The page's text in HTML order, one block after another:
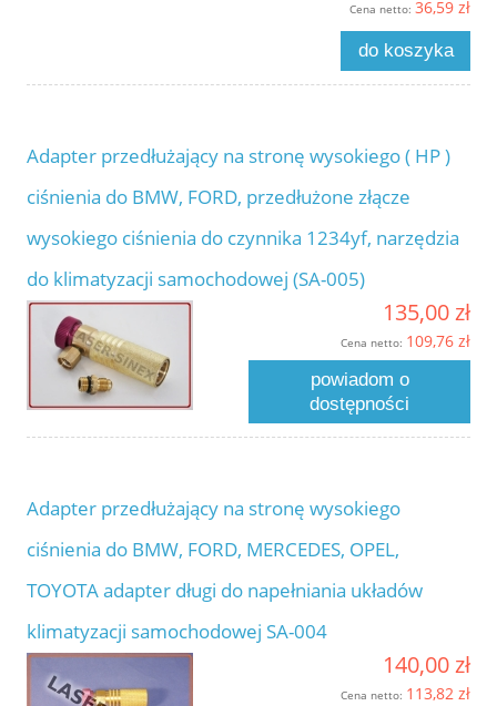
Cena netto: 36,59 zł
do koszyka
Adapter przedłużający na stronę wysokiego ( HP )
ciśnienia do BMW, FORD, przedłużone złącze
wysokiego ciśnienia do czynnika 1234yf, narzędzia
do klimatyzacji samochodowej (SA-005)
135,00 zł
Cena netto: 109,76 zł
powiadom o
dostępności
Adapter przedłużający na stronę wysokiego
ciśnienia do BMW, FORD, MERCEDES, OPEL,
TOYOTA adapter długi do napełniania układów
klimatyzacji samochodowej SA-004
140,00 zł
Cena netto: 113,82 zł